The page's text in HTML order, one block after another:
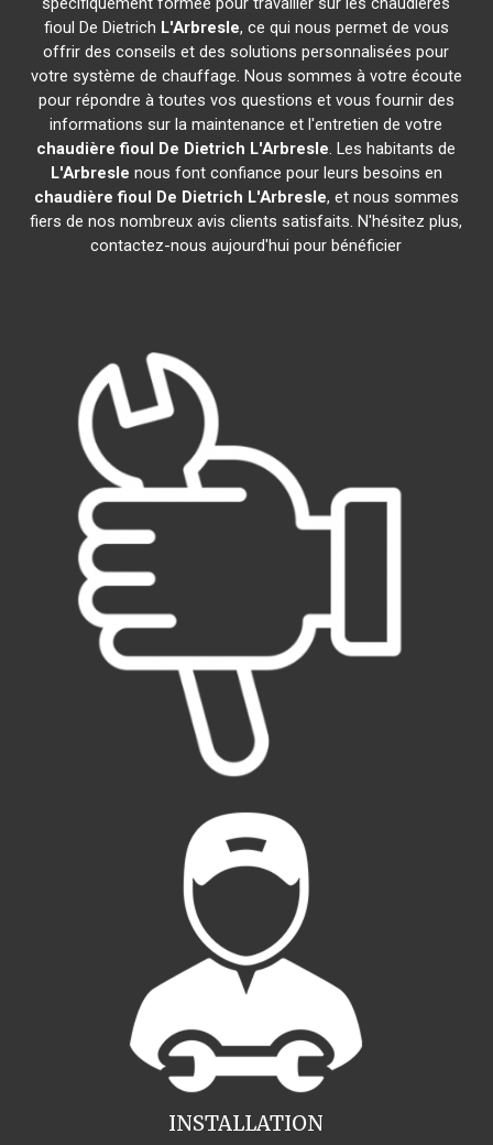
fioul De Dietrich L'Arbresle, ce qui nous permet de vous
offrir des conseils et des solutions personnalisées pour
votre système de chauffage. Nous sommes à votre écoute
pour répondre à toutes vos questions et vous fournir des
informations sur la maintenance et l'entretien de votre
chaudière fioul De Dietrich L'Arbresle. Les habitants de
L'Arbresle nous font confiance pour leurs besoins en
chaudière fioul De Dietrich L'Arbresle, et nous sommes
fiers de nos nombreux avis clients satisfaits. N'hésitez plus,
contactez-nous aujourd'hui pour bénéficier
INSTALLATION